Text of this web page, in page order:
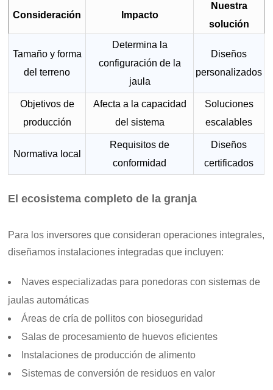
Consideración Impacto
Nuestra
solución
Tamaño y forma
del terreno
Determina la
configuración de la
jaula
Diseños
personalizados
Objetivos de
producción
Afecta a la capacidad
del sistema
Soluciones
escalables
Normativa local
Requisitos de
conformidad
Diseños
certificados
El ecosistema completo de la granja
Para los inversores que consideran operaciones integrales,
diseñamos instalaciones integradas que incluyen:
Naves especializadas para ponedoras con sistemas de
jaulas automáticas
Áreas de cría de pollitos con bioseguridad
Salas de procesamiento de huevos eficientes
Instalaciones de producción de alimento
Sistemas de conversión de residuos en valor